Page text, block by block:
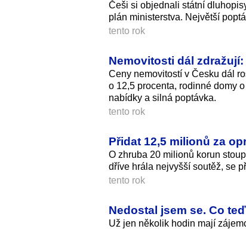
Češi si objednali státní
plán ministerstva. Největší
tento rok
Nemovitosti dál
Ceny nemovitostí v Česku dál
o 12,5 procenta, rodinné domy
nabídky a silná poptávka.
tento rok
Přidat 12,5 milionů za
O zhruba 20 milionů korun
dříve hrála nejvyšší soutěž, se
tento rok
Nedostal jsem se. Co
Už jen několik hodin mají